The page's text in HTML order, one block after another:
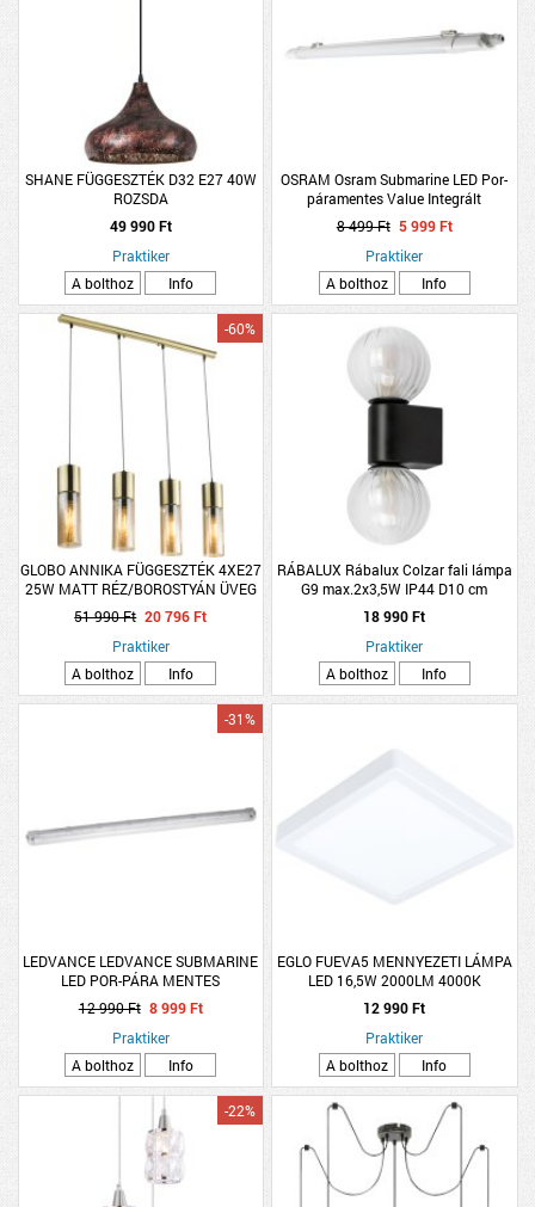
SHANE FÜGGESZTÉK D32 E27 40W
ROZSDA
49 990 Ft
Praktiker
A bolthoz
Info
OSRAM Osram Submarine LED Por-
páramentes Value Integrált
lámpatest 17W 4000K
8 499 Ft 5 999 Ft
Praktiker
A bolthoz
Info
GLOBO ANNIKA FÜGGESZTÉK 4XE27
25W MATT RÉZ/BOROSTYÁN ÜVEG
156×80CM
-60%
51 990 Ft 20 796 Ft
Praktiker
A bolthoz
Info
RÁBALUX Rábalux Colzar fali lámpa
G9 max.2x3,5W IP44 D10 cm
27x11cm matt fekete
18 990 Ft
Praktiker
A bolthoz
Info
LEDVANCE LEDVANCE SUBMARINE
LED POR-PÁRA MENTES
LÁMPATEST, 19W 150CM 4000K
1800LM IP65
-31%
12 990 Ft 8 999 Ft
Praktiker
A bolthoz
Info
EGLO FUEVA5 MENNYEZETI LÁMPA
LED 16,5W 2000LM 4000K
21X21CM FEHÉR
12 990 Ft
Praktiker
A bolthoz
Info
-22%